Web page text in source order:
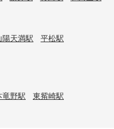
陽天満駅
平松駅
竜野駅
東觜崎駅